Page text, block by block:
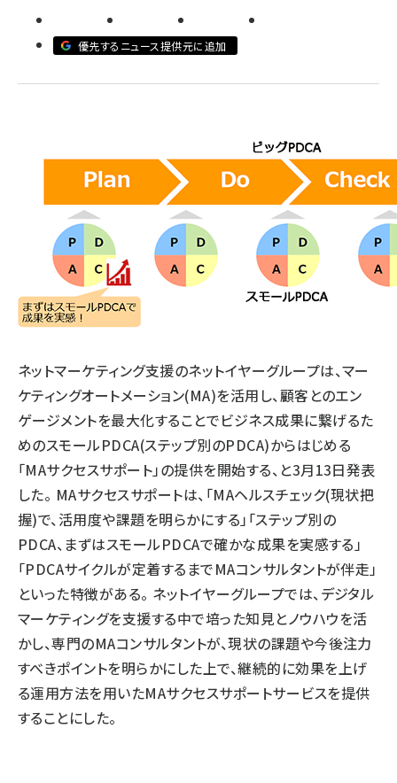
meo (1288)
優先するニュース提供元に追加
ネットマーケティング支援のネットイヤーグループは、マー
ケティングオートメーション(MA)を活用し、顧客とのエン
ゲージメントを最大化することでビジネス成果に繋げるた
めのスモールPDCA(ステップ別のPDCA)からはじめる
「MAサクセスサポート」の提供を開始する、と3月13日発表
した。 MAサクセスサポートは、「MAヘルスチェック(現状把
握)で、活用度や課題を明らかにする」「ステップ別の
PDCA、まずはスモールPDCAで確かな成果を実感する」
「PDCAサイクルが定着するまでMAコンサルタントが伴走」
といった特徴がある。 ネットイヤーグループでは、デジタル
マーケティングを支援する中で培った知見とノウハウを活
かし、専門のMAコンサルタントが、現状の課題や今後注力
すべきポイントを明らかにした上で、継続的に効果を上げ
る運用方法を用いたMAサクセスサポートサービスを提供
することにした。